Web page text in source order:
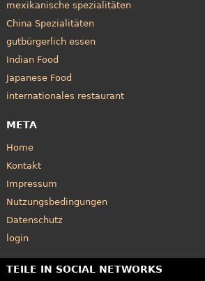
mexikanische spezialitäten
China Spezialitäten
gutbürgerlich essen
Indian Food
Japanese Food
internationales restaurant
META
Home
Kontakt
Impressum
Nutzungsbedingungen
Datenschutz
login
TEILE IN SOCIAL NETWORKS